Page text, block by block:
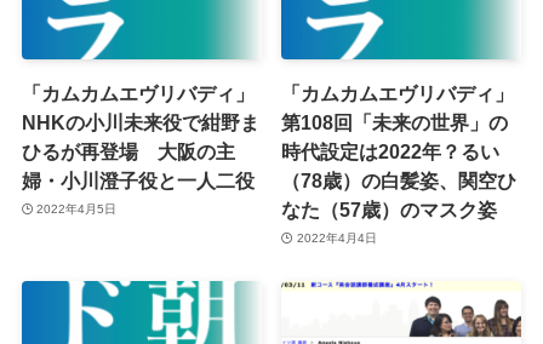
「カムカムエヴリバディ」
NHKの小川未来役で紺野ま
ひるが再登場 大阪の主
婦・小川澄子役と一人二役
2022年4月5日
「カムカムエヴリバディ」
第108回「未来の世界」の
時代設定は2022年？るい
（78歳）の白髪姿、関空ひ
なた（57歳）のマスク姿
2022年4月4日